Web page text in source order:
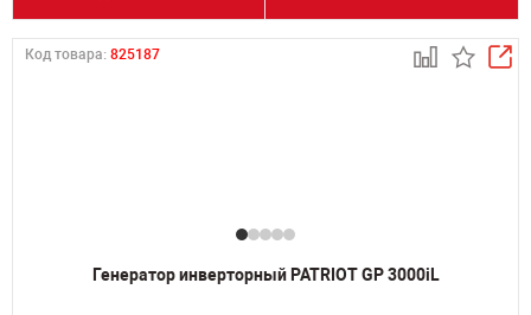
Код товара: 825187
Генератор инверторный PATRIOT GP 3000iL